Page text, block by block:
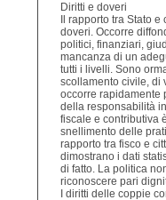
Diritti e doveri
Il rapporto tra Stato
doveri. Occorre
politici, finanziari,
mancanza di un
tutti i livelli. Sono
scollamento civile, di
occorre rapidamente
della responsabilità
fiscale e contributiva
snellimento delle
rapporto tra fisco e
dimostrano i dati
di fatto. La politica
riconoscere pari
I diritti delle coppie